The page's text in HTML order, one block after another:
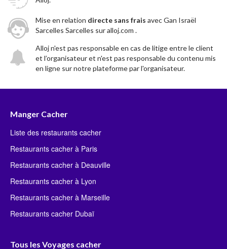
Mise en relation directe sans frais avec Gan Israël
Sarcelles Sarcelles sur alloj.com .
Alloj n'est pas responsable en cas de litige entre le client
et l’organisateur et n'est pas responsable du contenu mis
en ligne sur notre plateforme par l'organisateur.
Manger Cacher
Liste des restaurants cacher
Restaurants cacher à Paris
Restaurants cacher à Deauville
Restaurants cacher à Lyon
Restaurants cacher à Marseille
Restaurants cacher Dubaï
Tous les Voyages cacher